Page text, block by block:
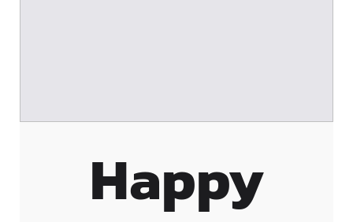
Happy